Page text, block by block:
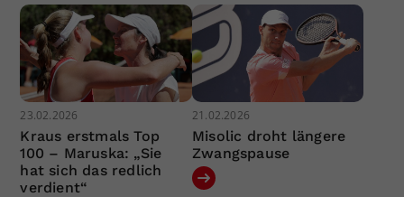
23.02.2026
Kraus erstmals Top
100 – Maruska: „Sie
hat sich das redlich
verdient“
21.02.2026
Misolic droht längere
Zwangspause